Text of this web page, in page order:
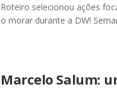
Roteiro selecionou ações
o morar durante a DW!
Marcelo Salum: